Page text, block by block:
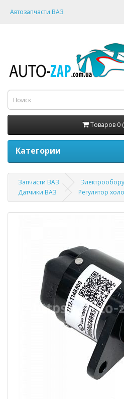
Автозапчасти ВАЗ
Товаров 0
Категории
Запчасти ВАЗ
Датчики ВАЗ
Регулятор